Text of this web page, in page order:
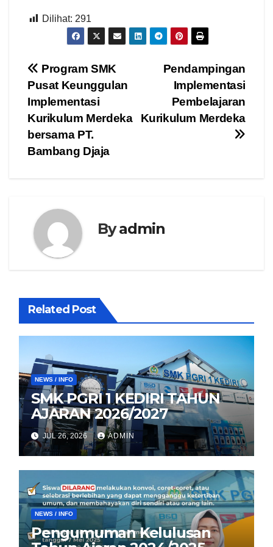
Dilihat: 291
Navigasi
pos
Pendampingan
Implementasi
Pembelajaran
Kurikulum Merdeka
Program SMK
Pusat Keunggulan
Implementasi
Kurikulum Merdeka
bersama PT.
Bambang Djaja
Byadmin
Related Post
NEWS / INFO
SMK PGRI 1 KEDIRI TAHUN
AJARAN 2026/2027
JUL 26, 2026 ADMIN
NEWS / INFO
Pengumuman Kelulusan